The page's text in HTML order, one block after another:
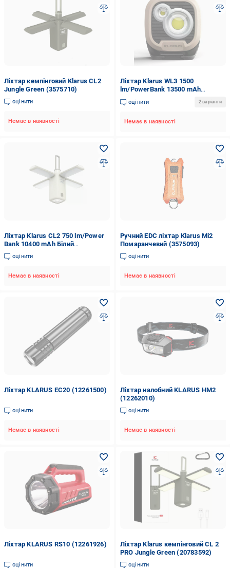
Ліхтар кемпінговий Klarus CL2
Jungle Green (3575710)
оцінити
Немає в наявності
Ліхтар Klarus WL3 1500
lm/PowerBank 13500 mAh
Коричневий (27831908)
оцінити 2 варіанти
Немає в наявності
Ліхтар Klarus CL2 750 lm/Power
Bank 10400 mAh Білий
(27831949)
оцінити
Немає в наявності
Ручний EDC ліхтар Klarus Mi2
Помаранчевий (3575093)
оцінити
Немає в наявності
Ліхтар KLARUS EC20 (12261500)
оцінити
Немає в наявності
Ліхтар налобний KLARUS HM2
(12262010)
оцінити
Немає в наявності
Ліхтар KLARUS RS10 (12261926)
оцінити
Ліхтар Klarus кемпінговий CL 2
PRO Jungle Green (20783592)
оцінити